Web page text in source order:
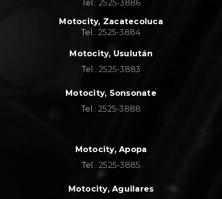
Tel.:2525-3886
Motocity, Zacatecoluca
Tel.:2525-3884
Motocity, Usulután
Tel.:2525-3883
Motocity, Sonsonate
Tel.:2525-3888
Motocity, Apopa
Tel.:2525-3885
Motocity, Aguilares